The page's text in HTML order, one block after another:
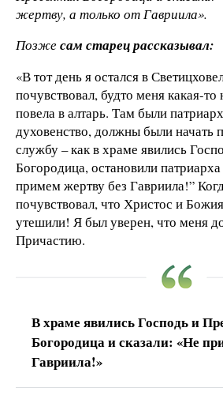
жертву, а только от Гавриила».
Позжесам старец рассказывал:
«В тот день я остался в
почувствовал, будто меня какая-
повела в алтарь. Там были
духовенство, должны были начать
службу – как в храме явились
Богородица, остановили
примем жертву без Гавриила!”
почувствовал, что Христос и
утешили! Я был уверен, что меня
Причастию.
В храме явились Господь и
Богородица и сказали: «Не
Гавриила!»